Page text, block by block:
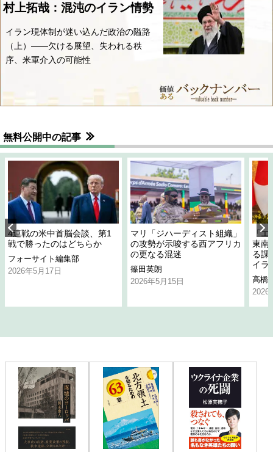
村上拓哉：混沌のイラン情勢
イラン現体制が迷い込んだ政治の隘路
（上）――欠ける展望、失われる秩
序、米軍介入の可能性
無料公開中の記事
4連戦の米中首脳会談、第1
戦で勝ったのはどちらか
フォーサイト編集部
2026年5月17日
マリ「ジハーディスト組織」
の攻勢が示唆する西アフリカ
の更なる混迷
篠田英朗
2026年5月15日
「
東南
る課
イラ
高橋
2026